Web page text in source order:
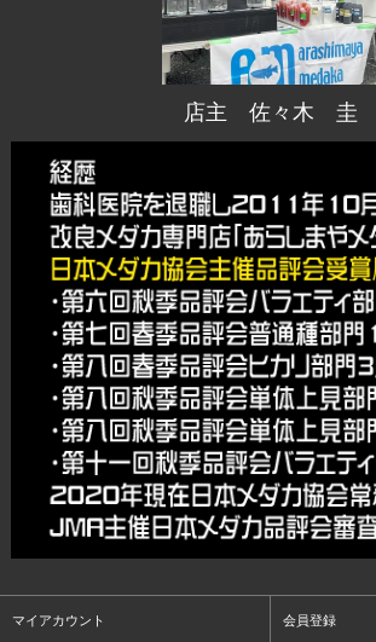
店主 佐々木 圭
マイアカウント 会員登録